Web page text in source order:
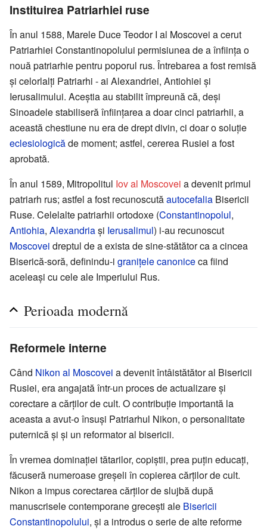
Instituirea Patriarhiei ruse
În anul 1588, Marele Duce Teodor I al Moscovei a cerut
Patriarhiei Constantinopolului permisiunea de a înfiinţa o
nouă patriarhie pentru poporul rus. Întrebarea a fost remisă
şi celorlalţi Patriarhi - ai Alexandriei, Antiohiei şi
Ierusalimului. Aceştia au stabilit împreună că, deşi
Sinoadele stabiliseră înfiinţarea a doar cinci patriarhii, a
această chestiune nu era de drept divin, ci doar o soluţie
eclesiologicăde moment; astfel, cererea Rusiei a fost
aprobată.
În anul 1589, Mitropolitul Iov al Moscovei a devenit primul
patriarh rus; astfel a fost recunoscutăautocefalia Bisericii
Ruse. Celelalte patriarhii ortodoxe (Constantinopolul,
Antiohia, Alexandriaşi Ierusalimul) i-au recunoscut
Moscovei dreptul de a exista de sine-stătător ca a cincea
Biserică-soră, definindu-i graniţele canoniceca fiind
aceleaşi cu cele ale Imperiului Rus.
Perioada modernă
Reformele interne
Când Nikon al Moscovei a devenit întâistătător al Bisericii
Rusiei, era angajată într-un proces de actualizare şi
corectare a cărţilor de cult. O contribuţie importantă la
aceasta a avut-o însuşi Patriarhul Nikon, o personalitate
puternică şi şi un reformator al bisericii.
În vremea dominaţiei tătarilor, copiştii, prea puţin educaţi,
făcuseră numeroase greşeli în copierea cărţilor de cult.
Nikon a impus corectarea cărţilor de slujbă după
manuscrisele contemporane greceşti ale Bisericii
Constantinopolului, şi a introdus o serie de alte reforme